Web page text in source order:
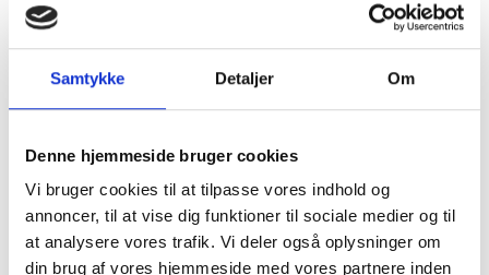
Samtykke Detaljer Om
Denne hjemmeside bruger cookies
Vi bruger cookies til at tilpasse vores indhold og
annoncer, til at vise dig funktioner til sociale medier og til
at analysere vores trafik. Vi deler også oplysninger om
din brug af vores hjemmeside med vores partnere inden
fællesbillet
25. juni 2026